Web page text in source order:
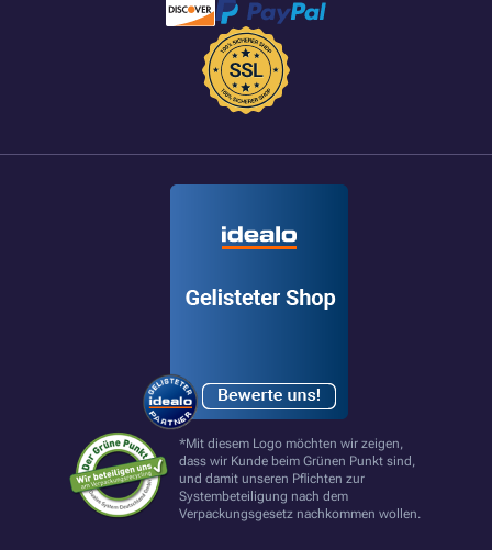
*Mit diesem Logo möchten wir zeigen,
dass wir Kunde beim Grünen Punkt sind,
und damit unseren Pflichten zur
Systembeteiligung nach dem
Verpackungsgesetz nachkommen wollen.